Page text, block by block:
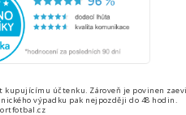
kupujícímu účtenku. Zároveň je povinen
výpadku pak nejpozději do 48 hodin.